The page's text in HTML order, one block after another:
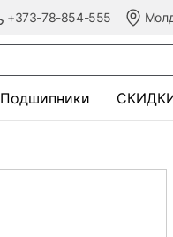
+373-78-854-555
Подшипники